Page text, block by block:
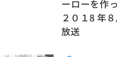
ーローを作
２０１8 年
放送